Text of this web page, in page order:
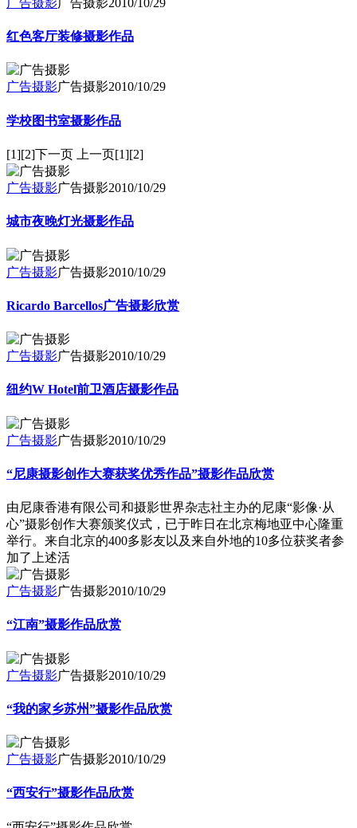
广告摄影广告摄影2010/10/29
红色客厅装修摄影作品
广告摄影广告摄影2010/10/29
学校图书室摄影作品
[1][2]下一页 上一页[1][2]
广告摄影广告摄影2010/10/29
城市夜晚灯光摄影作品
广告摄影广告摄影2010/10/29
Ricardo Barcellos广告摄影欣赏
广告摄影广告摄影2010/10/29
纽约W Hotel前卫酒店摄影作品
广告摄影广告摄影2010/10/29
“尼康摄影创作大赛获奖优秀作品”摄影作品欣赏
由尼康香港有限公司和摄影世界杂志社主办的尼康“影像·从
心”摄影创作大赛颁奖仪式，已于昨日在北京梅地亚中心隆重
举行。来自北京的400多影友以及来自外地的10多位获奖者参
加了上述活
广告摄影广告摄影2010/10/29
“江南”摄影作品欣赏
广告摄影广告摄影2010/10/29
“我的家乡苏州”摄影作品欣赏
广告摄影广告摄影2010/10/29
“西安行”摄影作品欣赏